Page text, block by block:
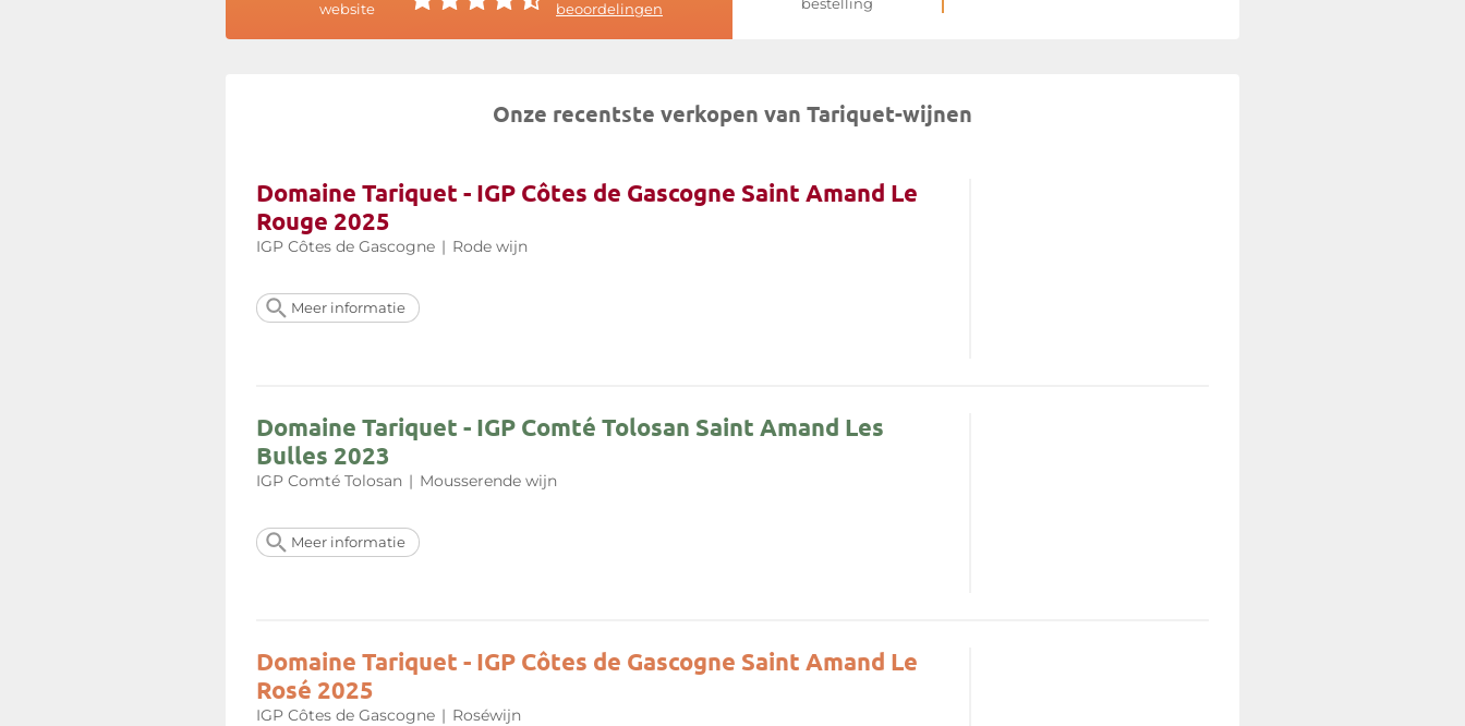
generaties een levendig, duurzaam domein door te geven dat
trouw blijft aan zijn Gascognese identiteit.
website
beoordelingen
bestelling
Onze recentste verkopen van Tariquet-wijnen
Domaine Tariquet - IGP Côtes de Gascogne Saint Amand Le
Rouge 2025
IGP Côtes de Gascogne | Rode wijn
Meer informatie
Domaine Tariquet - IGP Comté Tolosan Saint Amand Les
Bulles 2023
IGP Comté Tolosan | Mousserende wijn
Meer informatie
Domaine Tariquet - IGP Côtes de Gascogne Saint Amand Le
Rosé 2025
IGP Côtes de Gascogne | Roséwijn